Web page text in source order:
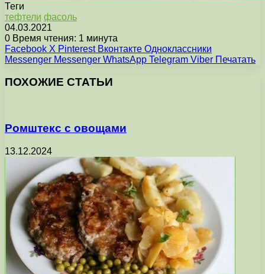
Теги
тефтели фасоль
04.03.2021
0 Время чтения: 1 минута
Facebook X Pinterest Вконтакте Одноклассники
Messenger Messenger WhatsApp Telegram Viber Печатать
ПОХОЖИЕ СТАТЬИ
Ромштекс с овощами
13.12.2024